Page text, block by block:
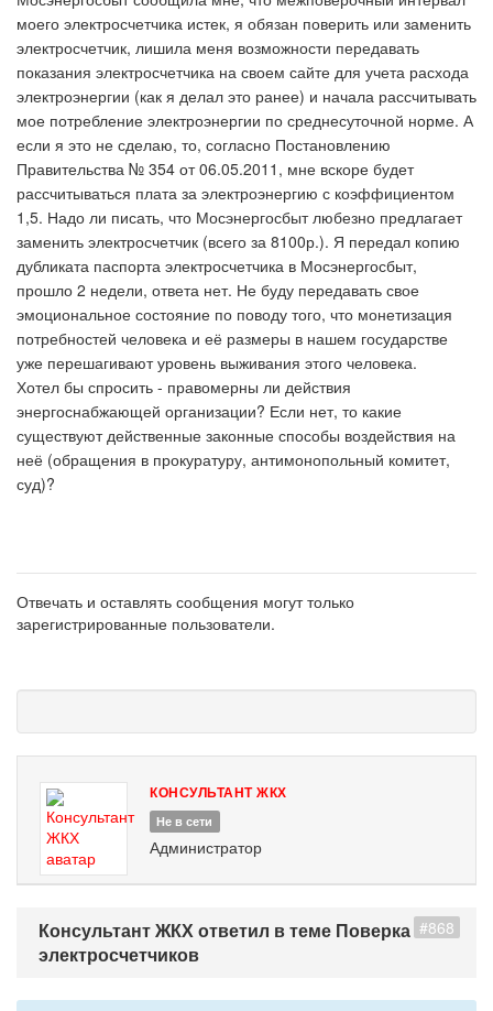
моего электросчетчика истек, я обязан поверить или заменить
электросчетчик, лишила меня возможности передавать
показания электросчетчика на своем сайте для учета расхода
электроэнергии (как я делал это ранее) и начала рассчитывать
мое потребление электроэнергии по среднесуточной норме. А
если я это не сделаю, то, согласно Постановлению
Правительства № 354 от 06.05.2011, мне вскоре будет
рассчитываться плата за электроэнергию с коэффициентом
1,5. Надо ли писать, что Мосэнергосбыт любезно предлагает
заменить электросчетчик (всего за 8100р.). Я передал копию
дубликата паспорта электросчетчика в Мосэнергосбыт,
прошло 2 недели, ответа нет. Не буду передавать свое
эмоциональное состояние по поводу того, что монетизация
потребностей человека и её размеры в нашем государстве
уже перешагивают уровень выживания этого человека.
Хотел бы спросить - правомерны ли действия
энергоснабжающей организации? Если нет, то какие
существуют действенные законные способы воздействия на
неё (обращения в прокуратуру, антимонопольный комитет,
суд)?
Отвечать и оставлять сообщения могут только
зарегистрированные пользователи.
КОНСУЛЬТАНТ ЖКХ
Не в сети
Администратор
#868
Консультант ЖКХ ответил в теме Поверка
электросчетчиков